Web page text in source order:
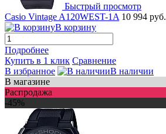
Быстрый просмотр
Casio Vintage A120WEST-1A 10 994 руб.
В корзину
Подробнее
Купить в 1 клик Сравнение
В избранное
В наличии
В магазине
Распродажа
-45%